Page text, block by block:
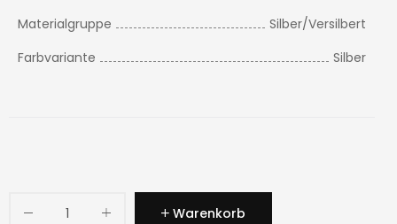
Materialgruppe
Silber/Versilbert
Farbvariante
Silber
Warenkorb